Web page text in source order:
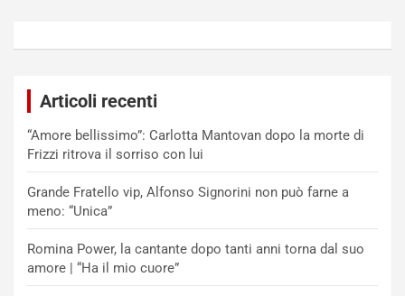
Articoli recenti
“Amore bellissimo”: Carlotta Mantovan dopo la morte di
Frizzi ritrova il sorriso con lui
Grande Fratello vip, Alfonso Signorini non può farne a
meno: “Unica”
Romina Power, la cantante dopo tanti anni torna dal suo
amore | “Ha il mio cuore”